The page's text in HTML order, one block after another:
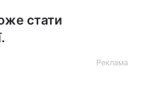
стати
Реклама